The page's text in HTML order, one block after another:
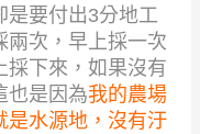
是要付出3分地工
兩次，早上採一次
採下來，如果沒有
也是因為我的農場
是水源地，沒有汙